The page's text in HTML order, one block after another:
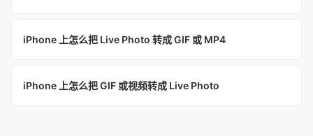
iPhone 上怎么把 Live Photo 转成 GIF 或 MP4
iPhone 上怎么把 GIF 或视频转成 Live Photo